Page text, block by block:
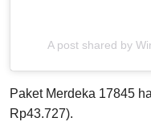
A post shared by
Paket Merdeka 17845
Rp43.727).